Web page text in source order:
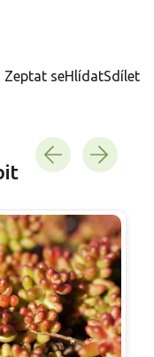
Zeptat seHlídatSdílet